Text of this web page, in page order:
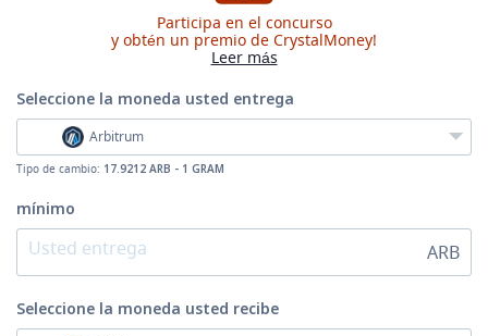
Participa en el concurso
y obtén un premio de CrystalMoney!
Leer más
Seleccione la moneda usted entrega
Arbitrum
Tipo de cambio: 17.9212 ARB - 1 GRAM
mínimo
ARB
Seleccione la moneda usted recibe